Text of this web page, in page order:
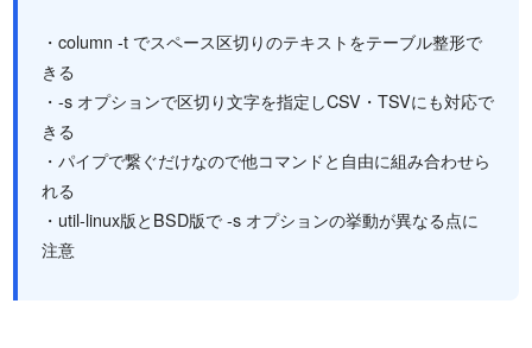
・column -t でスペース区切りのテキストをテーブル整形で
きる
・-s オプションで区切り文字を指定しCSV・TSVにも対応で
きる
・パイプで繋ぐだけなので他コマンドと自由に組み合わせら
れる
・util-linux版とBSD版で -s オプションの挙動が異なる点に
注意